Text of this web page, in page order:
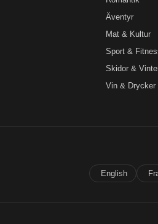
Äventyr
Mat & Kultur
Sport &
Skidor &
Vin & Drycker
English